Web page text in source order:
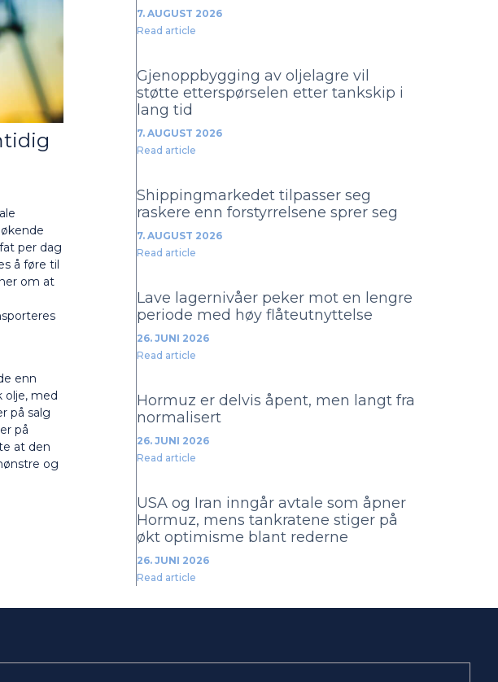
per dag
å føre til
om at
enn
olje, med
på salg
på
at den
og
7. AUGUST 2026
Read article
Gjenoppbygging av oljelagre vil
støtte etterspørselen etter tankskip i
lang tid
7. AUGUST 2026
Read article
Shippingmarkedet tilpasser seg
raskere enn forstyrrelsene sprer seg
7. AUGUST 2026
Read article
Lave lagernivåer peker mot en lengre
periode med høy flåteutnyttelse
26. JUNI 2026
Read article
Hormuz er delvis åpent, men langt fra
normalisert
26. JUNI 2026
Read article
USA og Iran inngår avtale som åpner
Hormuz, mens tankratene stiger på
økt optimisme blant rederne
26. JUNI 2026
Read article